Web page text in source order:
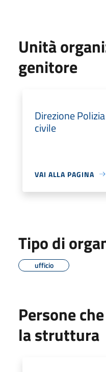
Unità
genitore
Direzione
civile
VAI ALLA PAGINA
Tipo di
ufficio
Persone
la struttura